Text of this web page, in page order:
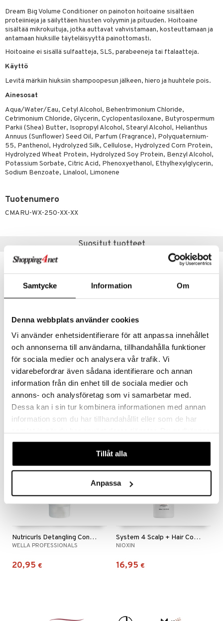
Samtycke Information Om
Denna webbplats använder cookies
Vi använder enhetsidentifierare för att anpassa innehållet
och annonserna till användarna, tillhandahålla funktioner
för sociala medier och analysera vår trafik. Vi
vidarebefordrar även sådana identifierare och annan
information från din enhet till de sociala medier och
annons- och analysföretag som vi samarbetar med.
Dessa kan i sin tur kombinera informationen med annan
information som du har tillhandahållit eller som de har
våra cookies vid fortsatt användande av vår webbplats.
Tillåt alla
Anpassa
Dream Big Volume Conditioner on painoton hoitoaine sisältäen
proteiinieja ja säilyttäen hiusten volyymin ja pituuden. Hoitoaine
sisältää mikrokuituja, jotka auttavat vahvistamaan, kosteuttamaan ja
antamaan hiuksille täyteläisyyttä painottomasti.
Hoitoaine ei sisällä sulfaatteja, SLS, parabeeneja tai ftalaatteja.
Käyttö
Levitä märkiin hiuksiin shampoopesun jälkeen, hiero ja huuhtele pois.
Ainesosat
Aqua/Water/Eau, Cetyl Alcohol, Behentrimonium Chloride,
Cetrimonium Chloride, Glycerin, Cyclopentasiloxane, Butyrospermum
Parkii (Shea) Butter, Isopropyl Alcohol, Stearyl Alcohol, Helianthus
Annuus (Sunflower) Seed Oil, Parfum (Fragrance), Polyquaternium-
55, Panthenol, Hydrolyzed Silk, Cellulose, Hydrolyzed Corn Protein,
Hydrolyzed Wheat Protein, Hydrolyzed Soy Protein, Benzyl Alcohol,
Potassium Sorbate, Citric Acid, Phenoxyethanol, Ethylhexylglycerin,
Sodium Benzoate, Linalool, Limonene
Tuotenumero
CMARU-WX-250-XX-XX
Suositut tuotteet
INVIGO SUN After Sun Express Conditioner
WELLA PROFESSIONALS
11,95 € (15,95 €)
WELLA PROFESSIONALS
11,95 € (17,95€
Nutricurls Detangling Conditioner - Waves & Curls
WELLA PROFESSIONALS
20,95 €
System 4 Scalp + Hair Conditioner
NIOXIN
16,95 €
poisto
hoito
iho
iho
iho
iho
& Highlighter
Päivävoide
hoito
tarvikkeet
/ Kajaali
de cologne
de parfum
de toilette
&
Lapset
Set
tuotteet
hoito
poisto
hoito
& saippuat
tuotteet
shave balm
shave lotion
de cologne
de toilette
tuotteet
hoito
ja naamiot
Elixir
Happy
Miehille
& Soujaus
& Ihonpuhdistus
& vastauksia